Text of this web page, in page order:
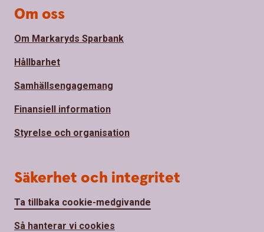
Om oss
Om Markaryds Sparbank
Hållbarhet
Samhällsengagemang
Finansiell information
Styrelse och organisation
Säkerhet och integritet
Ta tillbaka cookie-medgivande
Så hanterar vi cookies